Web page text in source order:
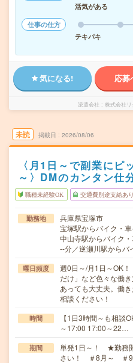
活気がある
仕事の仕方
テキパキ
気になる! 応募
派遣会社 株式会社
未読 掲載日 2026/08/06
〈月1日～で副業に
～〉DMのカンタン仕
職種未経験OK 交通費別途支給あり
勤務地
兵庫県宝塚市
宝塚駅からバイク・
中山寺駅からバイク
--分／逆瀬川駅からバ
曜日頻度
週0日～/月1日～OK
だけ」など色々な働
あっても大丈夫。働
相談ください！
時間
【1日3時間～も相談
～17:00 17:00～22…
期間
単発1日～！ ★勤務
さい！ ＃8月～ ＃9